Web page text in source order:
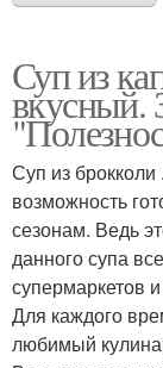
Суп из
вкусный.
Суп из брокколи
возможность
сезонам. Ведь
данного супа
супермаркетов
Для каждого
любимый